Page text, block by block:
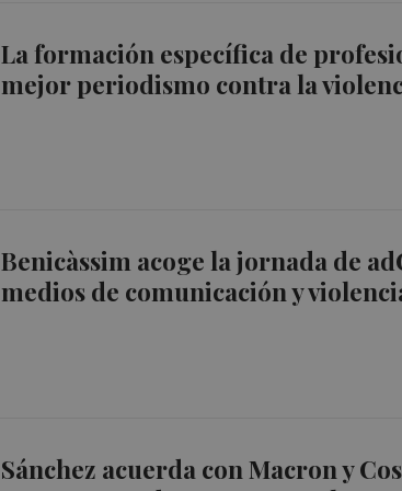
La formación específica de
mejor periodismo contra la
Benicàssim acoge la jornada de
medios de comunicación y
Sánchez acuerda con Macron y